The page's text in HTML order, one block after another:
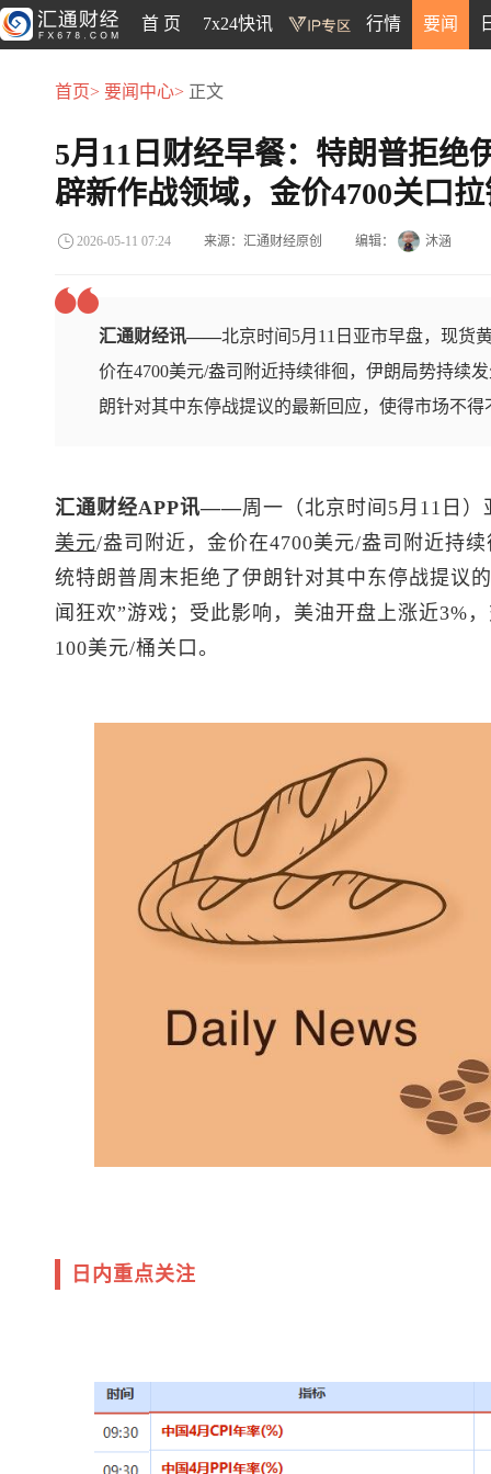
首 页 7x24快讯 行情 要闻
首页> 要闻中心> 正文
5月11日财经早餐：特朗普拒绝
辟新作战领域，金价4700关口
2026-05-11 07:24 来源：汇通财经原创 编辑： 沐涵
汇通财经讯——北京时间5月11日亚市早盘，现货
价在4700美元/盎司附近持续徘徊，伊朗局势持续
朗针对其中东停战提议的最新回应，使得市场不得
汇通财经APP讯——周一（北京时间5月11日）
美元/盎司附近，金价在4700美元/盎司附近持
统特朗普周末拒绝了伊朗针对其中东停战提议
闻狂欢”游戏；受此影响，美油开盘上涨近3%
100美元/桶关口。
日内重点关注